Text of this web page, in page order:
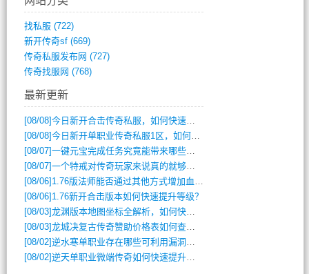
找私服 (722)
新开传奇sf(669)
传奇私服发布网 (727)
传奇找服网 (768)
最新更新
[08/08]今日新开合击传奇私服，如何快速提升角色战力？
[08/08]今日新开单职业传奇私服1区，如何快速升级与获取顶级装备？
[08/07]一键元宝完成任务究竟能带来哪些超值优势？
[08/07]一个特戒对传奇玩家来说真的就够用了吗？
[08/06] 1.76版法师能否通过其他方式增加血量？
[08/06] 1.76新开合击版本如何快速提升等级？
[08/03]龙渊版本地图坐标全解析，如何快速定位BOSS位置？
[08/03]龙城决复古传奇赞助价格表如何查询？
[08/02]逆水寒单职业存在哪些可利用漏洞？如何快速提升战力？
[08/02]逆天单职业微端传奇如何快速提升战力？新手必看攻略